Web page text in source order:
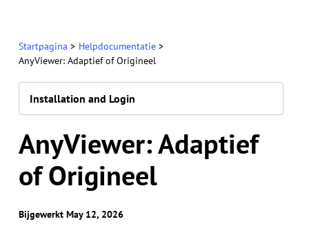
Startpagina > Helpdocumentatie>
AnyViewer: Adaptief of Origineel
Installation and Login
AnyViewer: Adaptief
of Origineel
Bijgewerkt May 12, 2026